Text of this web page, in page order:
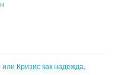
Кризис как надежда.